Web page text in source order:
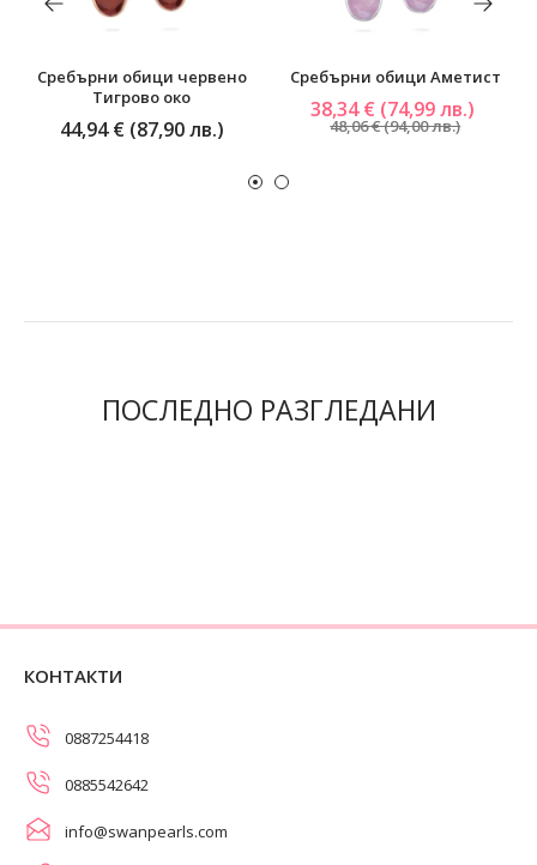
Сребърни обици червено
Тигрово око
44,94 € (87,90 лв.)
Сребърни обици Аметист
38,34 € (74,99 лв.)
48,06 € (94,00 лв.)
ПОСЛЕДНО РАЗГЛЕДАНИ
КОНТАКТИ
0887254418
0885542642
info@swanpearls.com